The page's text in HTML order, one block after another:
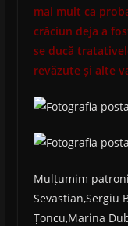
mai mult ca
crăciun deja a
se ducă
revăzute și alte
Mulțumim
Sevastian,Sergiu
Țoncu,Marina